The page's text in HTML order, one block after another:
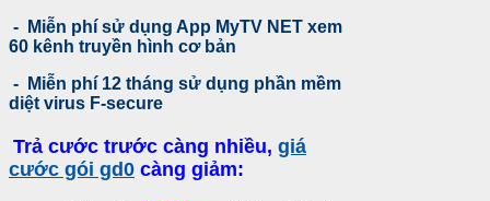
- Miễn phí sử dụng App MyTV NET xem
60 kênh truyền hình cơ bản
- Miễn phí 12 tháng sử dụng phần mềm
diệt virus F-secure
Trả cước trước càng nhiều, giá
cước gói gd0 càng giảm: